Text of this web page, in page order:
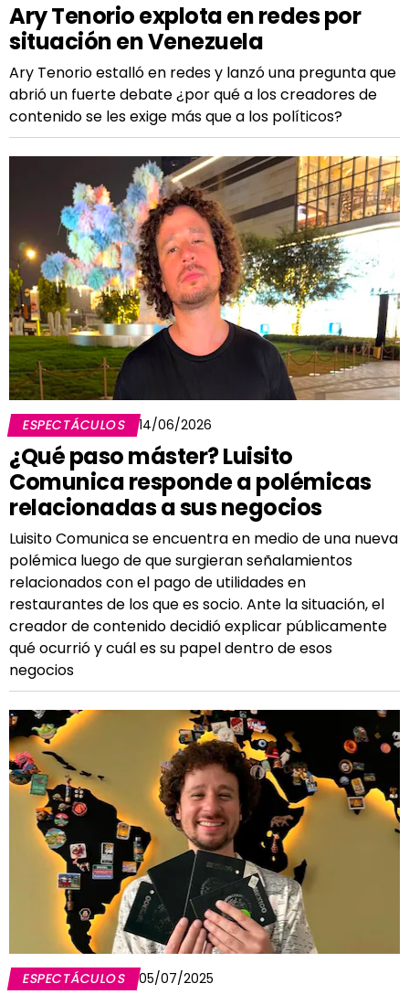
Ary Tenorio explota en redes por
situación en Venezuela
Ary Tenorio estalló en redes y lanzó una pregunta que
abrió un fuerte debate ¿por qué a los creadores de
contenido se les exige más que a los políticos?
ESPECTÁCULOS 14/06/2026
¿Qué paso máster? Luisito
Comunica responde a polémicas
relacionadas a sus negocios
Luisito Comunica se encuentra en medio de una nueva
polémica luego de que surgieran señalamientos
relacionados con el pago de utilidades en
restaurantes de los que es socio. Ante la situación, el
creador de contenido decidió explicar públicamente
qué ocurrió y cuál es su papel dentro de esos
negocios
ESPECTÁCULOS 05/07/2025